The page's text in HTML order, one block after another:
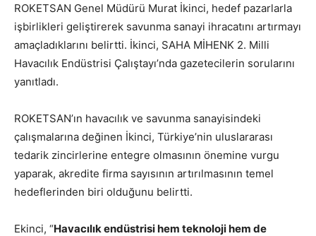
ROKETSAN Genel Müdürü Murat İkinci, hedef pazarlarla
işbirlikleri geliştirerek savunma sanayi ihracatını artırmayı
amaçladıklarını belirtti. İkinci, SAHA MİHENK 2. Milli
Havacılık Endüstrisi Çalıştayı’nda gazetecilerin sorularını
yanıtladı.
ROKETSAN’ın havacılık ve savunma sanayisindeki
çalışmalarına değinen İkinci, Türkiye’nin uluslararası
tedarik zincirlerine entegre olmasının önemine vurgu
yaparak, akredite firma sayısının artırılmasının temel
hedeflerinden biri olduğunu belirtti.
Ekinci, “Havacılık endüstrisi hem teknoloji hem de